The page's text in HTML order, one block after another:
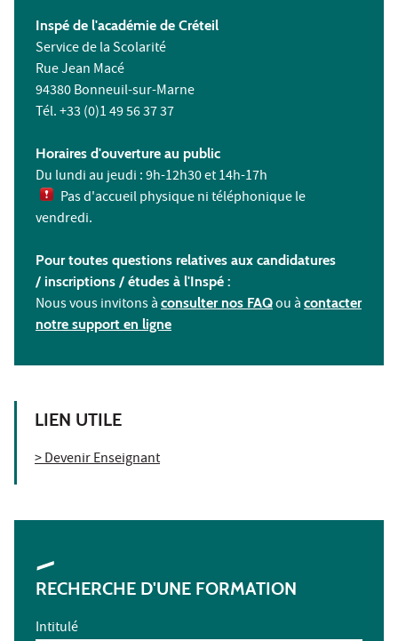
Inspé de l'académie de Créteil
Service de la Scolarité
Rue Jean Macé
94380 Bonneuil-sur-Marne
Tél. +33 (0)1 49 56 37 37
Horaires d'ouverture au public
Du lundi au jeudi : 9h-12h30 et 14h-17h
Pas d'accueil physique ni téléphonique le
vendredi.
Pour toutes questions relatives aux candidatures
/ inscriptions / études à l'Inspé :
Nous vous invitons à consulter nos FAQou à contacter
notre support en ligne
LIEN UTILE
> Devenir Enseignant
RECHERCHE D'UNE FORMATION
Intitulé